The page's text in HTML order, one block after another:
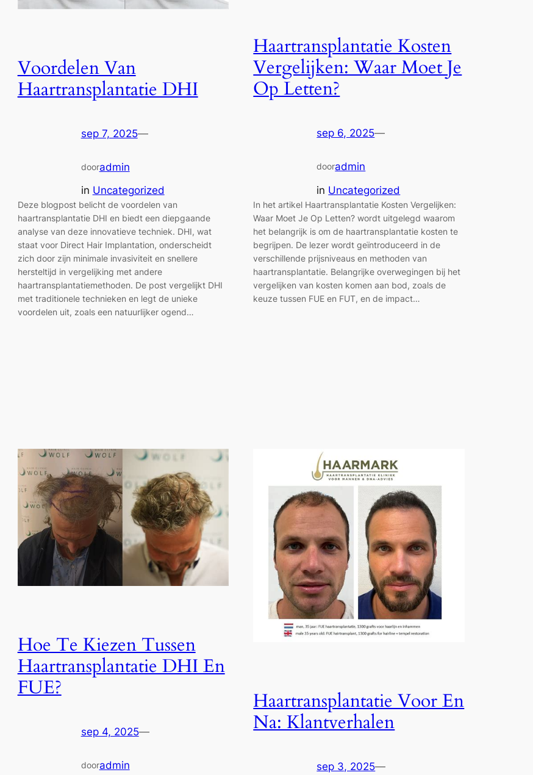
Voordelen Van
Haartransplantatie DHI
sep 7, 2025—
dooradmin
in Uncategorized
Deze blogpost belicht de voordelen van
haartransplantatie DHI en biedt een diepgaande
analyse van deze innovatieve techniek. DHI, wat
staat voor Direct Hair Implantation, onderscheidt
zich door zijn minimale invasiviteit en snellere
hersteltijd in vergelijking met andere
haartransplantatiemethoden. De post vergelijkt DHI
met traditionele technieken en legt de unieke
voordelen uit, zoals een natuurlijker ogend…
Haartransplantatie Kosten
Vergelijken: Waar Moet Je
Op Letten?
sep 6, 2025—
dooradmin
in Uncategorized
In het artikel Haartransplantatie Kosten Vergelijken:
Waar Moet Je Op Letten? wordt uitgelegd waarom
het belangrijk is om de haartransplantatie kosten te
begrijpen. De lezer wordt geïntroduceerd in de
verschillende prijsniveaus en methoden van
haartransplantatie. Belangrijke overwegingen bij het
vergelijken van kosten komen aan bod, zoals de
keuze tussen FUE en FUT, en de impact…
Hoe Te Kiezen Tussen
Haartransplantatie DHI En
FUE?
sep 4, 2025—
dooradmin
Haartransplantatie Voor En
Na: Klantverhalen
sep 3, 2025—